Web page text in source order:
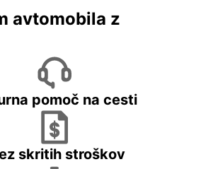
avtomobila z
pomoč na cesti
skritih stroškov